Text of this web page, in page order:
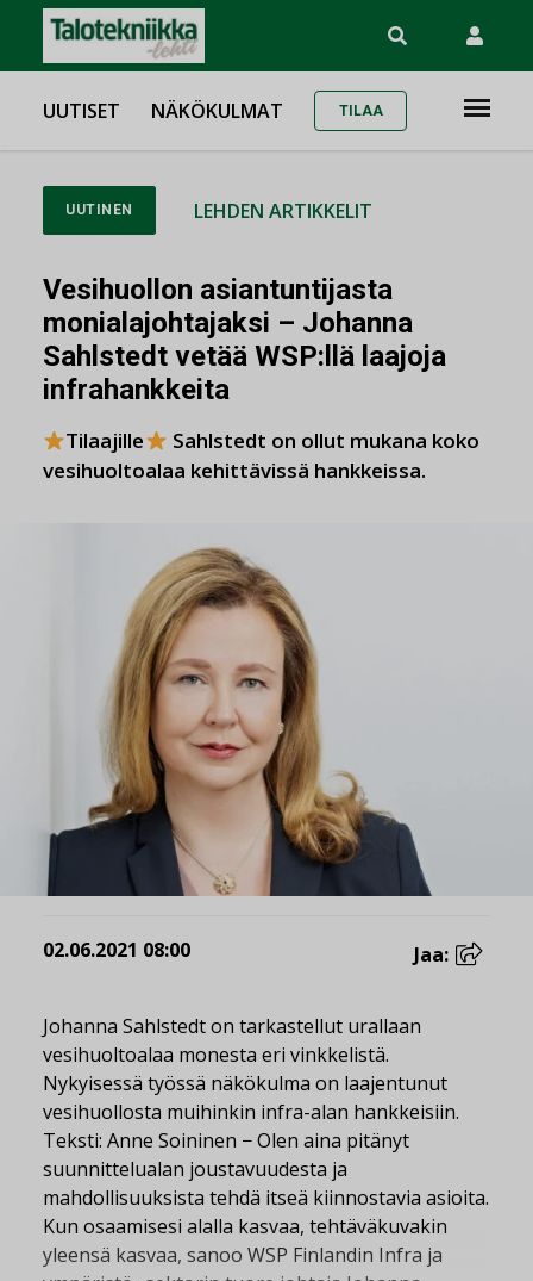
UUTISET NÄKÖKULMAT TILAA
UUTINEN LEHDEN ARTIKKELIT
Vesihuollon asiantuntijasta
monialajohtajaksi – Johanna
Sahlstedt vetää WSP:llä laajoja
infrahankkeita
Tilaajille
Sahlstedt on ollut mukana koko
vesihuoltoalaa kehittävissä hankkeissa.
02.06.2021 08:00 Jaa:
Johanna Sahlstedt on tarkastellut urallaan
vesihuoltoalaa monesta eri vinkkelistä.
Nykyisessä työssä näkökulma on laajentunut
vesihuollosta muihinkin infra-alan hankkeisiin.
Teksti: Anne Soininen − Olen aina pitänyt
suunnittelualan joustavuudesta ja
mahdollisuuksista tehdä itseä kiinnostavia asioita.
Kun osaamisesi alalla kasvaa, tehtäväkuvakin
yleensä kasvaa, sanoo WSP Finlandin Infra ja